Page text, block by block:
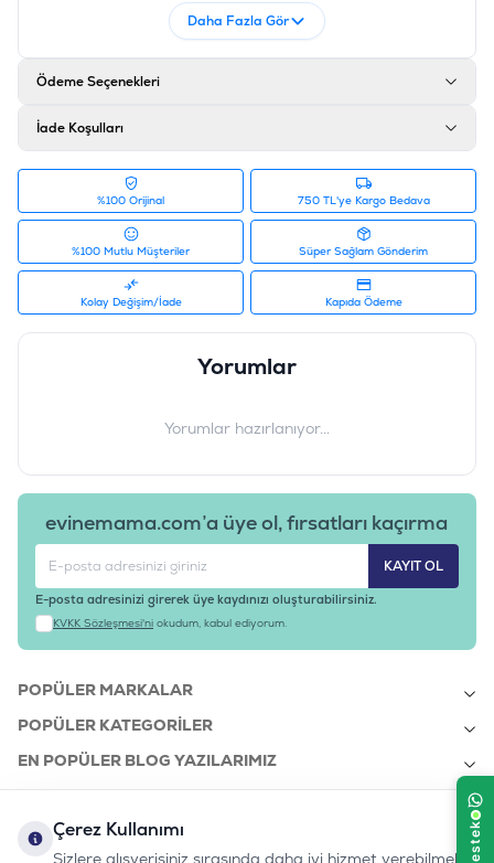
Mineraller %0.6, Sebze Kaynaklı Ürünler (Kurutulmuş Pancar
Analiz
Protein %8.5, Yağ %5.2, İnorganik Madde %2.0, Ham Selüloz
Barkod
:
5900951298561
Tedarikçi Ürün Kodu
Daha Fazla Gör
Ödeme Seçenekleri
İade Koşulları
%100 Orijinal 750 TL'ye Kargo Bedava
%100 Mutlu Müşteriler Süper Sağlam Gönderim
Kolay Değişim/İade Kapıda Ödeme
Yorumlar
Yorumlar hazırlanıyor...
evinemama.com’a üye ol, fırsatları kaçırma
KAYIT OL
E-posta adresinizi girerek üye kaydınızı oluşturabilirsiniz.
KVKK Sözleşmesi'ni okudum, kabul ediyorum.
POPÜLER MARKALAR
POPÜLER KATEGORILER
EN POPÜLER BLOG YAZILARIMIZ
KURUMSAL
Çerez Kullanımı
Sizlere alışverişiniz sırasında daha iyi hizmet verebilmek